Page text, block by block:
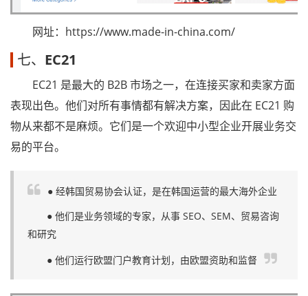
网址：https://www.made-in-china.com/
七、 EC21
EC21 是最大的 B2B 市场之一，在连接买家和卖家方面
表现出色。他们对所有事情都有解决方案，因此在 EC21 购
物从来都不是麻烦。它们是一个欢迎中小型企业开展业务交
易的平台。
● 经韩国贸易协会认证，是在韩国运营的最大海外企业
● 他们是业务领域的专家，从事 SEO、SEM、贸易咨询
和研究
● 他们运行欧盟门户教育计划，由欧盟资助和监督